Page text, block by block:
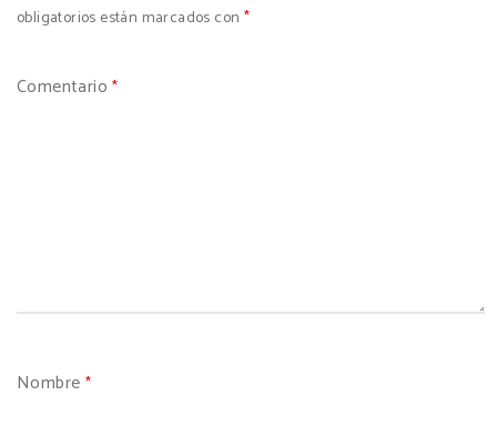
obligatorios están marcados con *
Comentario*
Nombre *